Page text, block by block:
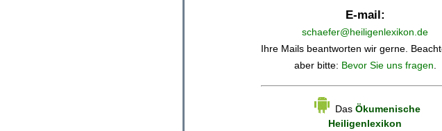
E-mail:
schaefer@heiligenlexikon.de
Ihre Mails beantworten wir gerne.
aber bitte: Bevor Sie uns fragen.
Das Ökumenische
Heiligenlexikon